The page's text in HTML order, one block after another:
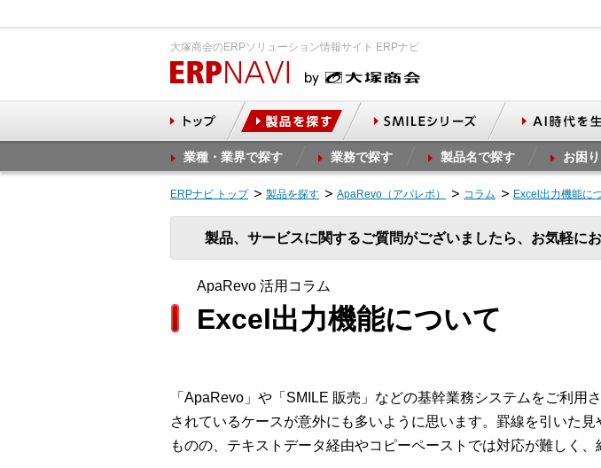
大塚商会のERPソリューション情報サイト ERPナビ
業種・業界で探す 業務で探す 製品名で探す お困
ERPナビ トップ 製品を探す ApaRevo（アパレボ） コラム Excel出力機能に
製品、サービスに関するご質問がございましたら、お気軽に
ApaRevo 活用コラム
Excel出力機能について
「ApaRevo」や「SMILE 販売」などの基幹業務システムをご利
されているケースが意外にも多いように思います。罫線を引いた
ものの、テキストデータ経由やコピーペーストでは対応が難しく